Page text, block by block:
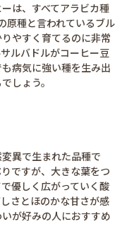
は、すべてアラビカ種
原種と言われているブル
やすく育てるのに非常
ルバドルがコーヒー豆
病気に強い種を生み出
しょう。
異で生まれた品種で
ですが、大きな葉をつ
優しく広がっていく酸
さとほのかな甘さが感
が好みの人におすすめ